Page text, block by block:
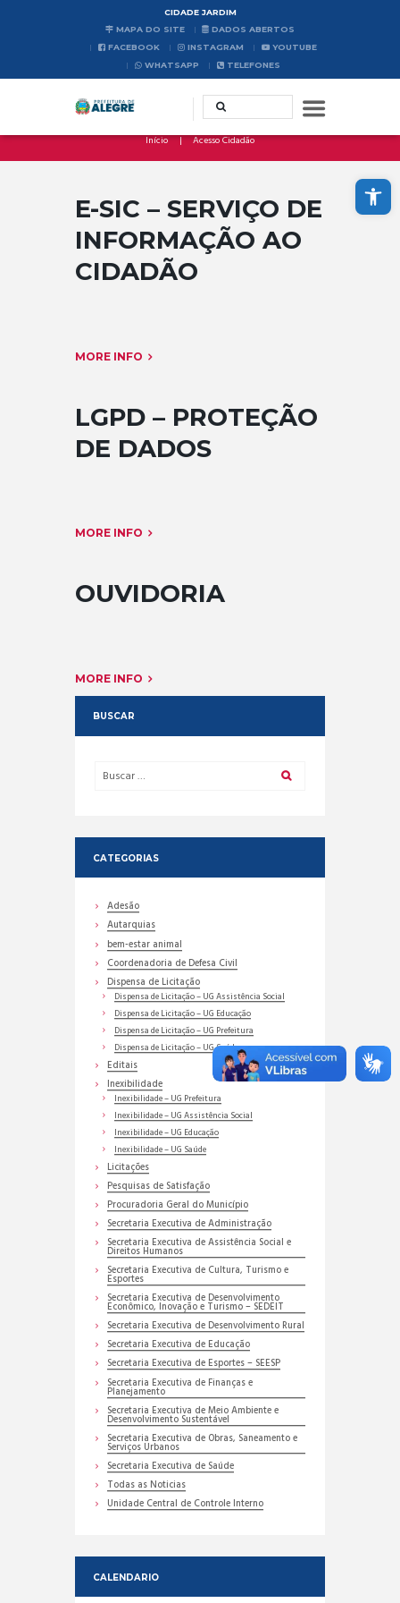
Abrir a barra de ferramentas
CIDADE JARDIM
MAPA DO SITE
DADOS ABERTOS
FACEBOOK
INSTAGRAM
YOUTUBE
WHATSAPP
TELEFONES
Início Acesso Cidadão
E-SIC – SERVIÇO DE
INFORMAÇÃO AO
CIDADÃO
MORE INFO
LGPD – PROTEÇÃO
DE DADOS
MORE INFO
OUVIDORIA
MORE INFO
BUSCAR
CATEGORIAS
Adesão
Autarquias
bem-estar animal
Coordenadoria de Defesa Civil
Dispensa de Licitação
Dispensa de Licitação – UG Assistência Social
Dispensa de Licitação – UG Educação
Dispensa de Licitação – UG Prefeitura
Dispensa de Licitação – UG Saúde
Editais
Inexibilidade
Inexibilidade – UG Prefeitura
Inexibilidade – UG Assistência Social
Inexibilidade – UG Educação
Inexibilidade – UG Saúde
Licitações
Pesquisas de Satisfação
Procuradoria Geral do Município
Secretaria Executiva de Administração
Secretaria Executiva de Assistência Social e
Direitos Humanos
Secretaria Executiva de Cultura, Turismo e
Esportes
Secretaria Executiva de Desenvolvimento
Econômico, Inovação e Turismo – SEDEIT
Secretaria Executiva de Desenvolvimento Rural
Secretaria Executiva de Educação
Secretaria Executiva de Esportes – SEESP
Secretaria Executiva de Finanças e
Planejamento
Secretaria Executiva de Meio Ambiente e
Desenvolvimento Sustentável
Secretaria Executiva de Obras, Saneamento e
Serviços Urbanos
Secretaria Executiva de Saúde
Todas as Noticias
Unidade Central de Controle Interno
CALENDARIO